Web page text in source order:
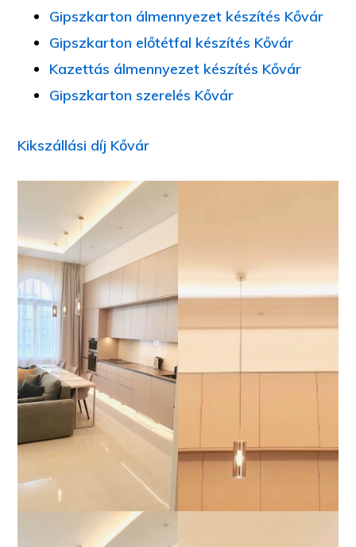
Gipszkarton álmennyezet készítés Kővár
Gipszkarton előtétfal készítés Kővár
Kazettás álmennyezet készítés Kővár
Gipszkarton szerelés Kővár
Kikszállási díj Kővár